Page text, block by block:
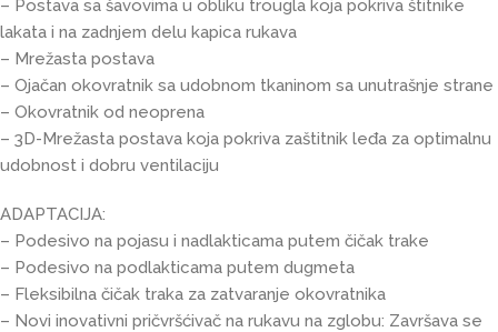
– Postava sa šavovima u obliku trougla koja pokriva štitnike
lakata i na zadnjem delu kapica rukava
– Mrežasta postava
– Ojačan okovratnik sa udobnom tkaninom sa unutrašnje strane
– Okovratnik od neoprena
– 3D-Mrežasta postava koja pokriva zaštitnik leđa za optimalnu
udobnost i dobru ventilaciju
ADAPTACIJA:
– Podesivo na pojasu i nadlakticama putem čičak trake
– Podesivo na podlakticama putem dugmeta
– Fleksibilna čičak traka za zatvaranje okovratnika
– Novi inovativni pričvršćivač na rukavu na zglobu: Završava se